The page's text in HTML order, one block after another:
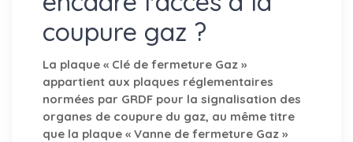
coupure gaz ?
La plaque « Clé de fermeture Gaz »
appartient aux plaques réglementaires
normées par GRDF pour la signalisation des
organes de coupure du gaz, au même titre
que la plaque « Vanne de fermeture Gaz »